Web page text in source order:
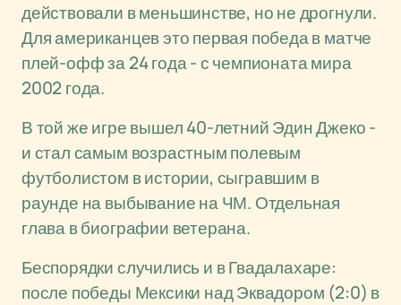
действовали в меньшинстве, но не дрогнули.
Для американцев это первая победа в матче
плей-офф за 24 года - с чемпионата мира
2002 года.
В той же игре вышел 40-летний Эдин Джеко -
и стал самым возрастным полевым
футболистом в истории, сыгравшим в
раунде на выбывание на ЧМ. Отдельная
глава в биографии ветерана.
Беспорядки случились и в Гвадалахаре:
после победы Мексики над Эквадором (2:0) в